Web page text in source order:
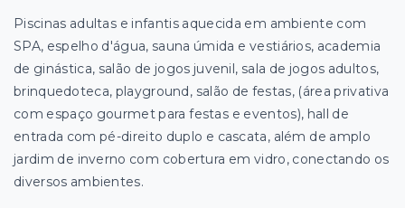
Piscinas adultas e infantis aquecida em ambiente com
SPA, espelho d'água, sauna úmida e vestiários, academia
de ginástica, salão de jogos juvenil, sala de jogos adultos,
brinquedoteca, playground, salão de festas, (área privativa
com espaço gourmet para festas e eventos), hall de
entrada com pé-direito duplo e cascata, além de amplo
jardim de inverno com cobertura em vidro, conectando os
diversos ambientes.